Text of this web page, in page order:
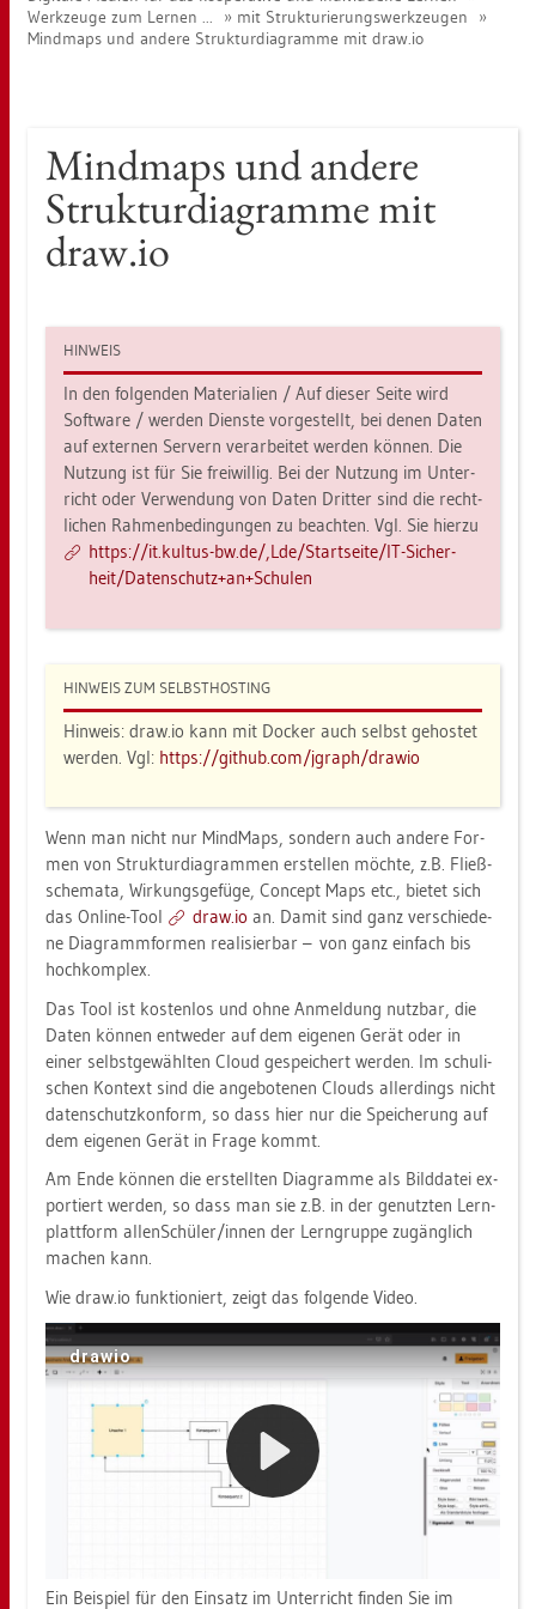
Werk­zeu­ge zum Ler­nen ...
mit Struk­tu­rie­rungs­werk­zeu­gen
Mind­maps und an­de­re Struk­tur­dia­gram­me mit draw.​io
Mind­maps und an­de­re
Struk­tur­dia­gram­me mit
draw.​io
HIN­WEIS
In den fol­gen­den Ma­te­ria­li­en / Auf die­ser Seite wird
Soft­ware / wer­den Diens­te vor­ge­stellt, bei denen Daten
auf ex­ter­nen Ser­vern ver­ar­bei­tet wer­den kön­nen. Die
Nut­zung ist für Sie frei­wil­lig. Bei der Nut­zung im Un­ter­
richt oder Ver­wen­dung von Daten Drit­ter sind die recht­
li­chen Rah­men­be­din­gun­gen zu be­ach­ten. Vgl. Sie hier­zu
https://​it.​kul­tus-​bw.​de/,Lde/Start­sei­te/IT-Si­cher­
heit/Da­ten­schutz+an+Schu­len
HIN­WEIS ZUM SELBST­HOS­TING
Hin­weis: draw.​io kann mit Do­cker auch selbst ge­hos­tet
wer­den. Vgl: https://​git­hub.​com/​jgraph/​dra­wio
Wenn man nicht nur Mind­Maps, son­dern auch an­de­re For­
men von Struk­tur­dia­gram­men er­stel­len möch­te, z.B. Fließ­
sche­ma­ta, Wir­kungs­ge­fü­ge, Con­cept Maps etc., bie­tet sich
das On­line-Tool
draw.​io an. Damit sind ganz ver­schie­de­
ne Dia­gramm­for­men rea­li­sier­bar – von ganz ein­fach bis
hoch­kom­plex.
Das Tool ist kos­ten­los und ohne An­mel­dung nutz­bar, die
Daten kön­nen ent­we­der auf dem ei­ge­nen Gerät oder in
einer selbst­ge­wähl­ten Cloud ge­spei­chert wer­den. Im schu­li­
schen Kon­text sind die an­ge­bo­te­nen Clouds al­ler­dings nicht
da­ten­schutz­kon­form, so dass hier nur die Spei­che­rung auf
dem ei­ge­nen Gerät in Frage kommt.
Am Ende kön­nen die er­stell­ten Dia­gram­me als Bild­da­tei ex­
por­tiert wer­den, so dass man sie z.B. in der ge­nutz­ten Lern­
platt­form allen ​​Schü­ler/innen der Lern­grup­pe zu­gäng­lich
ma­chen kann.
Wie draw.​io funk­tio­niert, zeigt das fol­gen­de Video.
Ein Bei­spiel für den Ein­satz im Un­ter­richt fin­den Sie im